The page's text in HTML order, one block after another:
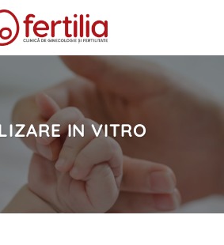
IN VITRO